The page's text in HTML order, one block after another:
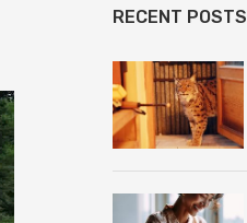
RECENT POSTS